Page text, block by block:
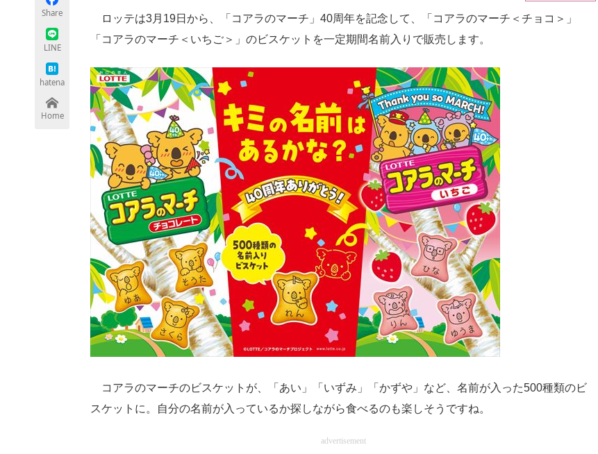
ちょっと気になるネットの話題
Share
LINE
hatena
Home
ロッテは3月19日から、「コアラのマーチ」40周年を記念して、「コアラのマーチ＜チョコ＞」
「コアラのマーチ＜いちご＞」のビスケットを一定期間名前入りで販売します。
コアラのマーチのビスケットが、「あい」「いずみ」「かずや」など、名前が入った500種類のビ
スケットに。自分の名前が入っているか探しながら食べるのも楽しそうですね。
advertisement